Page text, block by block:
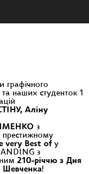
графічного
та наших студенток 1
Аліну
з
престижному
very Best of у
з
210-річчю з Дня
Шевченка!